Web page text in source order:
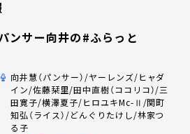
ンサー向井の#ふらっと
向井慧（パンサー）/ヤーレンズ/ヒャダ
イン/佐藤栞里/田中直樹（ココリコ）/三
田寛子/横澤夏子/ヒロユキMc-Ⅱ/関町
知弘（ライス）/どんぐりたけし/林家つ
る子